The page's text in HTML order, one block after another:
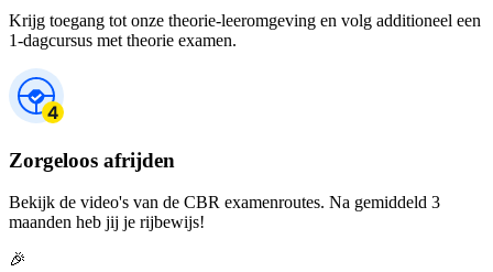
Krijg toegang tot onze theorie-leeromgeving en volg additioneel een
1-dagcursus met theorie examen.
Zorgeloos afrijden
Bekijk de video's van de CBR examenroutes. Na gemiddeld 3
maanden heb jij je rijbewijs!
🎉